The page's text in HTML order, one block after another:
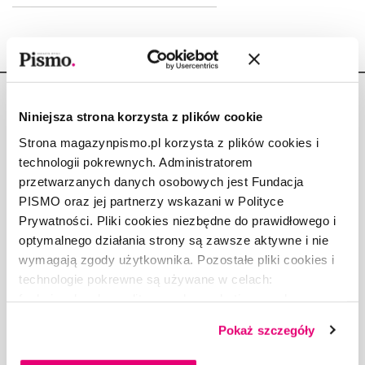
Niniejsza strona korzysta z plików cookie
Strona magazynpismo.pl korzysta z plików cookies i
technologii pokrewnych. Administratorem
przetwarzanych danych osobowych jest Fundacja
PISMO oraz jej partnerzy wskazani w Polityce
Prywatności. Pliki cookies niezbędne do prawidłowego i
optymalnego działania strony są zawsze aktywne i nie
wymagają zgody użytkownika. Pozostałe pliki cookies i
technologie pokrewne są używane w celach:
dobrowolną zgodę na pliki cookies i technologie
pokrewne, zgadzasz się na przechowywanie informacji
Pokaż szczegóły
Copyright © Fundacja Pismo
O „PIŚMIE”
ABOUT PISMO